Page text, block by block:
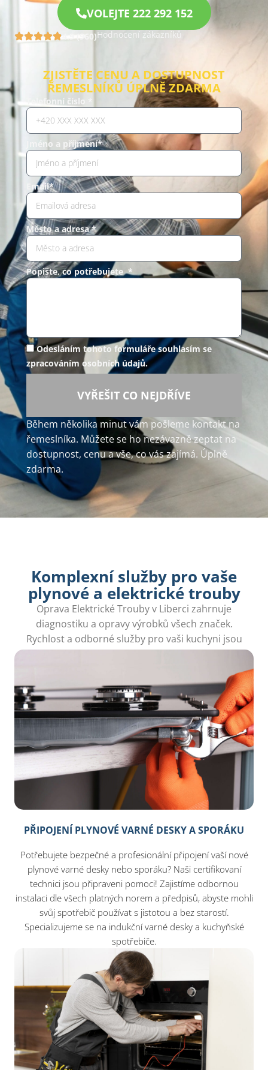
VOLEJTE 222 292 152
4.9 (960)Hodnocení zákazníků
ZJISTĚTE CENU A DOSTUPNOST
ŘEMESLNÍKŮ ÚPLNĚ ZDARMA
Telefonní číslo *
Jméno a příjmení*
Email*
Město a adresa *
Popište, co potřebujete *
Odesláním tohoto formuláře souhlasím se
zpracováním osobních údajů.
VYŘEŠIT CO NEJDŘÍVE
Během několika minut vám pošleme kontakt na
řemeslníka. Můžete se ho nezávazně zeptat na
dostupnost, cenu a vše, co vás zajímá. Úplně
zdarma.
Komplexní služby pro vaše
plynové a elektrické trouby
Oprava Elektrické Trouby v Liberci zahrnuje
diagnostiku a opravy výrobků všech značek.
Rychlost a odborné služby pro vaši kuchyni jsou
na prvním místě.
PŘIPOJENÍ PLYNOVÉ VARNÉ DESKY A SPORÁKU
Potřebujete bezpečné a profesionální připojení vaší nové
plynové varné desky nebo sporáku? Naši certifikovaní
technici jsou připraveni pomoci! Zajistíme odbornou
instalaci dle všech platných norem a předpisů, abyste mohli
svůj spotřebič používat s jistotou a bez starostí.
Specializujeme se na indukční varné desky a kuchyňské
spotřebiče.